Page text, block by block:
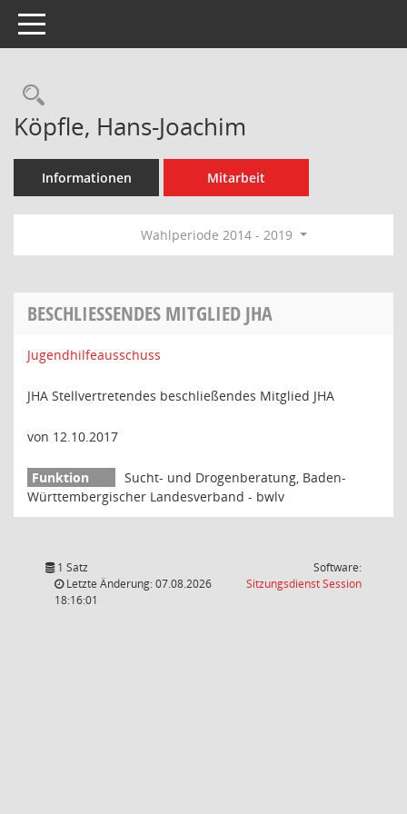
Toggle navigation
Rechercheauswahl
Köpfle, Hans-Joachim
Informationen Mitarbeit
Wahlperiode 2014 - 2019
BESCHLIESSENDES MITGLIED JHA
Jugendhilfeausschuss
JHA Stellvertretendes beschließendes Mitglied JHA
von 12.10.2017
Sucht- und Drogenberatung, Baden-
Württembergischer Landesverband - bwlv
1 Satz
Letzte Änderung: 07.08.2026
18:16:01
Software:
SitzungsdienstSession(Wird in